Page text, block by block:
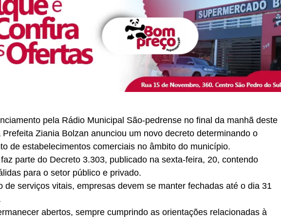
pela Rádio Municipal São-pedrense no final da manhã deste
Prefeita Ziania Bolzan anunciou um novo decreto determinando o
de estabelecimentos comerciais no âmbito do município.
parte do Decreto 3.303, publicado na sexta-feira, 20, contendo
para o setor público e privado.
de serviços vitais, empresas devem se manter fechadas até o dia 31
abertos, sempre cumprindo as orientações relacionadas à